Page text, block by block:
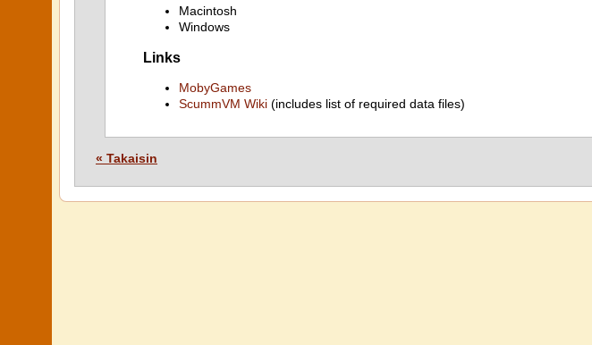
Macintosh
Windows
Links
MobyGames
ScummVM Wiki (includes list of required data files)
« Takaisin